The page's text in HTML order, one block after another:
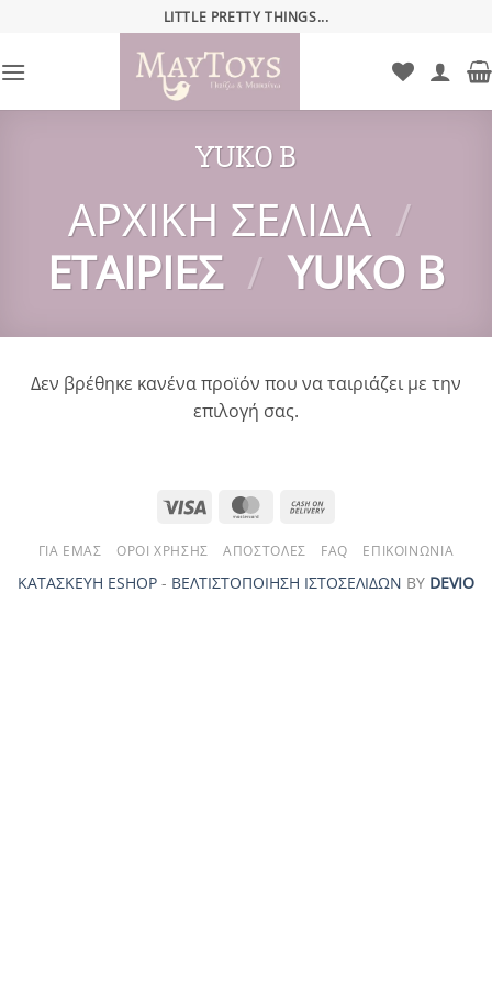
περιεχόμενο
LITTLE PRETTY THINGS...
YUKO B
ΑΡΧΙΚΉ ΣΕΛΊΔΑ /
ΕΤΑΙΡΊΕΣ / YUKO B
Δεν βρέθηκε κανένα προϊόν που να ταιριάζει με την
επιλογή σας.
Visa MasterCard
Delivery
ΓΙΑ ΕΜΆΣ ΌΡΟΙ ΧΡΉΣΗΣ ΑΠΟΣΤΟΛΈΣ FAQ ΕΠΙΚΟΙΝΩΝΊΑ
ΚΑΤΑΣΚΕΥΗ ESHOP - ΒΕΛΤΙΣΤΟΠΟΙΗΣΗ ΙΣΤΟΣΕΛΙΔΩΝ ΒΥ DEVIO